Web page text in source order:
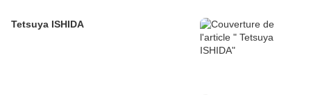
Tetsuya ISHIDA